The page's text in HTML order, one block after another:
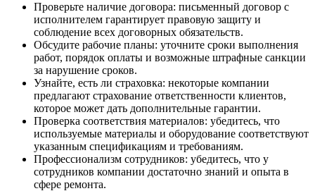
Проверьте наличие договора: письменный договор с
исполнителем гарантирует правовую защиту и
соблюдение всех договорных обязательств.
Обсудите рабочие планы: уточните сроки выполнения
работ, порядок оплаты и возможные штрафные санкции
за нарушение сроков.
Узнайте, есть ли страховка: некоторые компании
предлагают страхование ответственности клиентов,
которое может дать дополнительные гарантии.
Проверка соответствия материалов: убедитесь, что
используемые материалы и оборудование соответствуют
указанным спецификациям и требованиям.
Профессионализм сотрудников: убедитесь, что у
сотрудников компании достаточно знаний и опыта в
сфере ремонта.